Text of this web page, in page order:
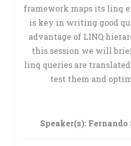
framework maps its linq
is key in writing good
advantage of LINQ
this session we will
linq queries are
test them and
Speaker(s): Fernando